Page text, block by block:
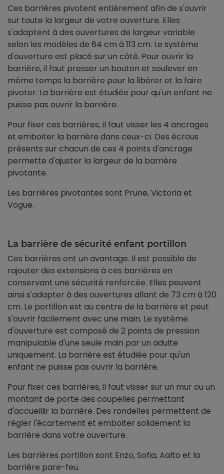
Ces barrières pivotent entièrement afin de s'ouvrir
sur toute la largeur de votre ouverture. Elles
s'adaptent à des ouvertures de largeur variable
selon les modèles de 64 cm à 113 cm. Le système
d'ouverture est placé sur un côté. Pour ouvrir la
barrière, il faut presser un bouton et soulever en
même temps la barrière pour la libérer et la faire
pivoter. La barrière est étudiée pour qu'un enfant ne
puisse pas ouvrir la barrière.
Pour fixer ces barrières, il faut visser les 4 ancrages
et emboiter la barrière dans ceux-ci. Des écrous
présents sur chacun de ces 4 points d'ancrage
permette d'ajuster la largeur de la barrière
pivotante.
Les barrières pivotantes sont Prune, Victoria et
Vogue.
La barrière de sécurité enfant portillon
Ces barrières ont un avantage. Il est possible de
rajouter des extensions à ces barrières en
conservant une sécurité renforcée. Elles peuvent
ainsi s'adapter à des ouvertures allant de 73 cm à 120
cm. Le portillon est au centre de la barrière et peut
s'ouvrir facilement avec une main. Le système
d'ouverture est composé de 2 points de pression
manipulable d'une seule main par un adulte
uniquement. La barrière est étudiée pour qu'un
enfant ne puisse pas ouvrir la barrière.
Pour fixer ces barrières, il faut visser sur un mur ou un
montant de porte des coupelles permettant
d'accueillir la barrière. Des rondelles permettent de
régler l'écartement et emboiter solidement la
barrière dans votre ouverture.
Les barrières portillon sont Enzo, Sofia, Aalto et la
barrière pare-feu.